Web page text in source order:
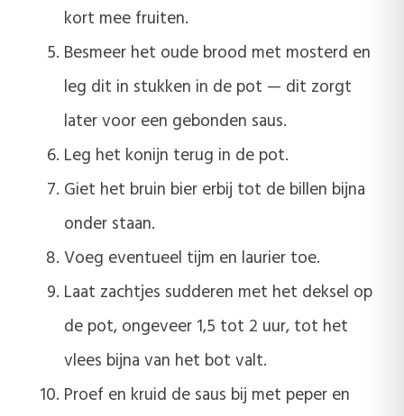
kort mee fruiten.
Besmeer het oude brood met mosterd en
leg dit in stukken in de pot — dit zorgt
later voor een gebonden saus.
Leg het konijn terug in de pot.
Giet het bruin bier erbij tot de billen bijna
onder staan.
Voeg eventueel tijm en laurier toe.
Laat zachtjes sudderen met het deksel op
de pot, ongeveer 1,5 tot 2 uur, tot het
vlees bijna van het bot valt.
Proef en kruid de saus bij met peper en